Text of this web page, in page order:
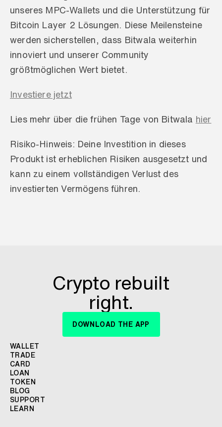
unseres MPC-Wallets und die Unterstützung für
Bitcoin Layer 2 Lösungen. Diese Meilensteine
werden sicherstellen, dass Bitwala weiterhin
innoviert und unserer Community
größtmöglichen Wert bietet.
Investiere jetzt
Lies mehr über die frühen Tage von Bitwala hier
Risiko-Hinweis: Deine Investition in dieses
Produkt ist erheblichen Risiken ausgesetzt und
kann zu einem vollständigen Verlust des
investierten Vermögens führen.
WALLET
TRADE
CARD
LOAN
TOKEN
BLOG
SUPPORT
LEARN
Crypto rebuilt
right.
DOWNLOAD THE APP